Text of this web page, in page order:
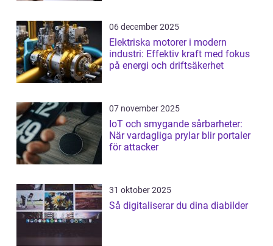
06 december 2025
Elektriska motorer i modern
industri: Effektiv kraft med fokus
på energi och driftsäkerhet
07 november 2025
IoT och smygande sårbarheter:
När vardagliga prylar blir portaler
för attacker
31 oktober 2025
Så digitaliserar du dina diabilder